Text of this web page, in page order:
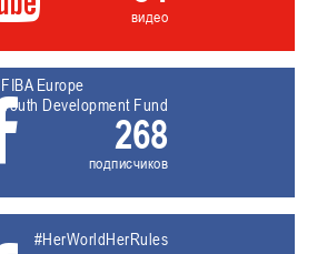
видео
FIBA Europe
Youth Development Fund
268
подписчиков
#HerWorldHerRules